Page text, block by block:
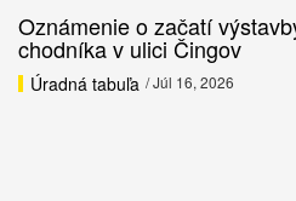
Oznámenie o začatí
chodníka v ulici Čingov
Úradná tabuľa / Júl 16, 2026